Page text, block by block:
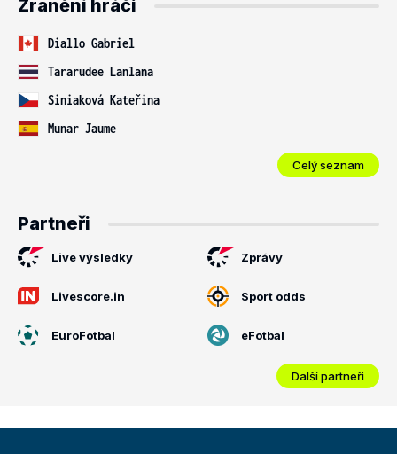
Zranění hráči
Diallo Gabriel
Tararudee Lanlana
Siniaková Kateřina
Munar Jaume
Celý seznam
Partneři
Live výsledky Zprávy
Livescore.in Sport odds
EuroFotbal eFotbal
Další partneři